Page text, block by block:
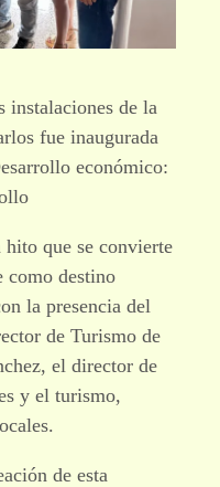
instalaciones de la
fue inaugurada
económico:
hito que se convierte
como destino
la presencia del
de Turismo de
el director de
y el turismo,
de esta